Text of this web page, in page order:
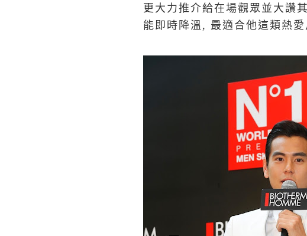
更大力推介給在場觀眾並大讚
能即時降溫, 最適合他這類熱